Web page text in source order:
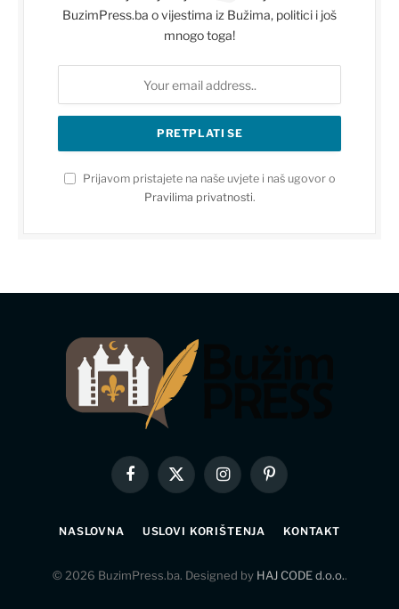
BuzimPress.ba o vijestima iz Bužima, politici i još
mnogo toga!
Prijavom pristajete na naše uvjete i naš ugovor o
Pravilima privatnosti.
Facebook
X
InstagramPinterest
NASLOVNA USLOVI KORIŠTENJA KONTAKT
© 2026 BuzimPress.ba. Designed by HAJ CODE d.o.o..